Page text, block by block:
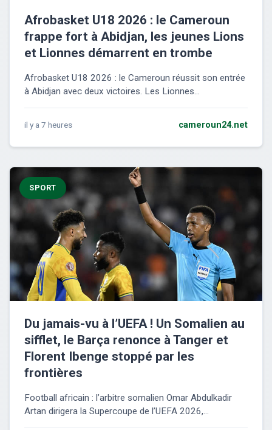
Afrobasket U18 2026 : le Cameroun
frappe fort à Abidjan, les jeunes Lions
et Lionnes démarrent en trombe
Afrobasket U18 2026 : le Cameroun réussit son entrée
à Abidjan avec deux victoires. Les Lionnes...
il y a 7 heures cameroun24.net
SPORT
Du jamais-vu à l’UEFA ! Un Somalien au
sifflet, le Barça renonce à Tanger et
Florent Ibenge stoppé par les
frontières
Football africain : l’arbitre somalien Omar Abdulkadir
Artan dirigera la Supercoupe de l’UEFA 2026,...